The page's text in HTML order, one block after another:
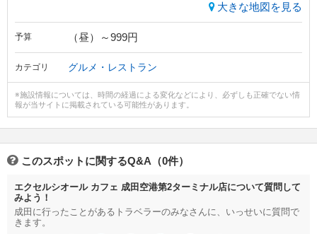
大きな地図を見る
予算 （昼）～999円
カテゴリ グルメ・レストラン
※施設情報については、時間の経過による変化などにより、必ずしも正確でない情
報が当サイトに掲載されている可能性があります。
このスポットに関するQ&A（0件）
エクセルシオール カフェ 成田空港第2ターミナル店について質問して
みよう！
成田に行ったことがあるトラベラーのみなさんに、いっせいに質問で
きます。